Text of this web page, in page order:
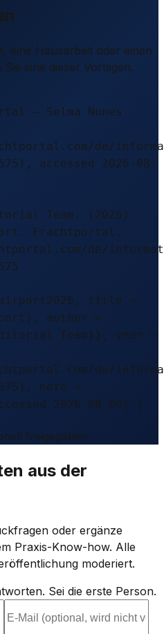
eine Hausarbeit oder einen
eine dieser Vorlagen.
– Selma Nunes
de/
accessed 2026-08-
Team. (2026).
Frachtportal.
de/
title =
author =
Team}}, year =
de/
note =
2026-08-06} }
freigegeben.
aus der
oder ergänze
Praxis-Know-how. Alle
moderiert.
Sei die erste Person.